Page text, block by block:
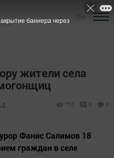
жители села
710 0 0
Фанис Салимов 18
граждан в селе
баннера через